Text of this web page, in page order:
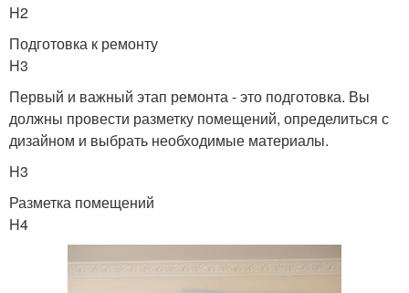
H2
Подготовка к ремонту
H3
Первый и важный этап ремонта - это подготовка. Вы
должны провести разметку помещений, определиться с
дизайном и выбрать необходимые материалы.
H3
Разметка помещений
H4